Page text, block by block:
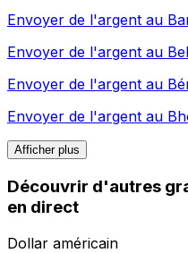
Envoyer de l'argent au
Envoyer de l'argent au
Envoyer de l'argent au
Envoyer de l'argent au
Afficher plus
Découvrir d'autres
en direct
Dollar américain